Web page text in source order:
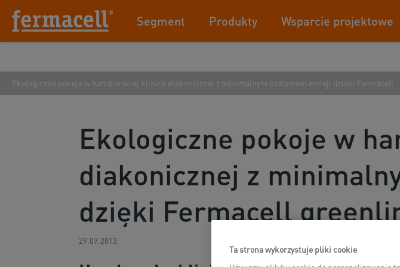
Segment Produkty Wsparcie projektowe
Ekologiczne pokoje w hamburskiej klinice diakonicznej z minimalnym poziomem emisji dzięki Fermacell
Ekologiczne pokoje w
diakonicznej z
dzięki Fermacell
29.07.2013
Ta strona wykorzystuje pliki cookie